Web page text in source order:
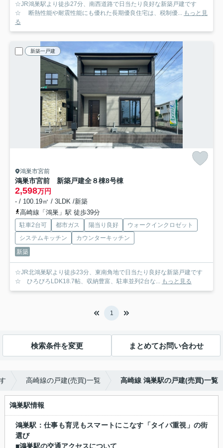
☆JR鴻巣駅より徒歩27分、南西道路で日当たり良好な新築戸建です
☆ 断熱性能や耐震性能にも優れた長期優良住宅は、税制優... もっと見
る
新築一戸建
鴻巣市宮前
鴻巣市宮前 新築戸建全８棟8号棟
2,598万円
- / 100.19㎡ / 3LDK /新築
高崎線「鴻巣」駅 徒歩39分
駐車2台可 都市ガス 陽当り良好
ウォークインクロゼット
システムキッチン
カウンターキッチン
新築
☆JR北鴻巣駅より徒歩23分、東南角地で日当たり良好な新築戸建です
☆ ひろびろLDK18.7帖、収納豊富、駐車並列2台な... もっと見る
1
検索条件を変更 まとめてお問い合わせ
高崎線の戸建(売買)一覧 高崎線 鴻巣駅の戸建(売買)一覧
鴻巣駅情報
鴻巣駅：仕事も育児もスマートにこなす「タイパ重視」の街
選び
■鴻巣駅の交通アクセスについて